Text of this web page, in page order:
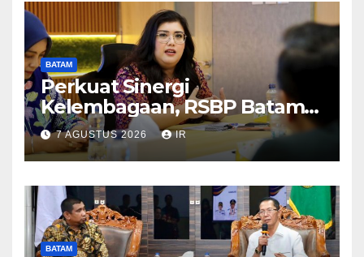
BATAM
Perkuat Sinergi
Kelembagaan, RSBP Batam
dan BPOM Pastikan
Pelayanan dan Ketersediaan
Obat Aman
7 AGUSTUS 2026 IR
BATAM